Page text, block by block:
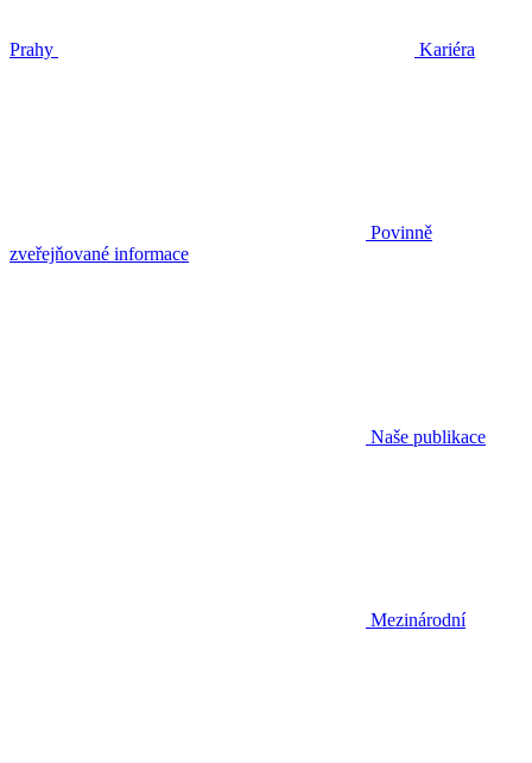
Prahy Kariéra
Povinně
zveřejňované informace
Naše publikace
Mezinárodní